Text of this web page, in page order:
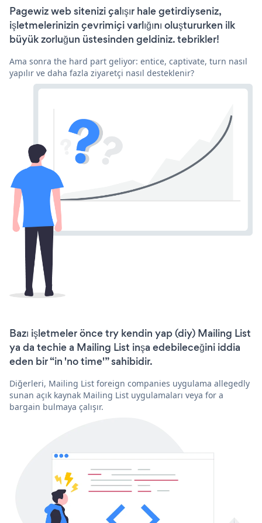
Pagewiz web sitenizi çalışır hale getirdiyseniz,
işletmelerinizin çevrimiçi varlığını oluştururken ilk
büyük zorluğun üstesinden geldiniz. tebrikler!
Ama sonra the hard part geliyor: entice, captivate, turn nasıl
yapılır ve daha fazla ziyaretçi nasıl desteklenir?
Bazı işletmeler önce try kendin yap (diy) Mailing List
ya da techie a Mailing List inşa edebileceğini iddia
eden bir “in 'no time'” sahibidir.
Diğerleri, Mailing List foreign companies uygulama allegedly
sunan açık kaynak Mailing List uygulamaları veya for a
bargain bulmaya çalışır.